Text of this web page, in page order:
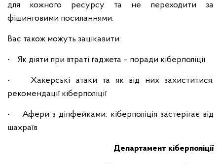
для кожного ресурсу та не переходити за
фішинговими посиланнями.
Вас також можуть зацікавити:
• Як діяти при втраті ґаджета – поради кіберполіції
• Хакерські атаки та як від них захиститися:
рекомендації кіберполіції
• Афери з діпфейками: кіберполіція застерігає від
шахраїв
Департамент кіберполіції